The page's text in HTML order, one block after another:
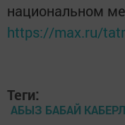
национальном
https://max.ru/
Теги:
АБЫЗ БАБАЙ